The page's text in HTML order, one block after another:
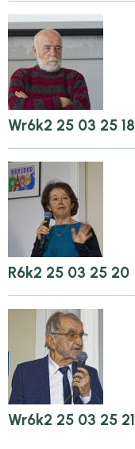
Wr6k2 25 03 25 18
R6k2 25 03 25 20
Wr6k2 25 03 25 21